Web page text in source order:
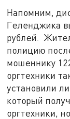
Напомним,
Геленджика
рублей.
полицию
мошеннику
оргтехники
установили
который
оргтехники,